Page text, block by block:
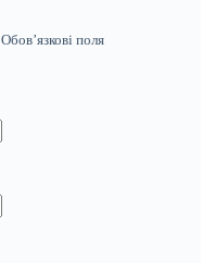
Обов’язкові поля